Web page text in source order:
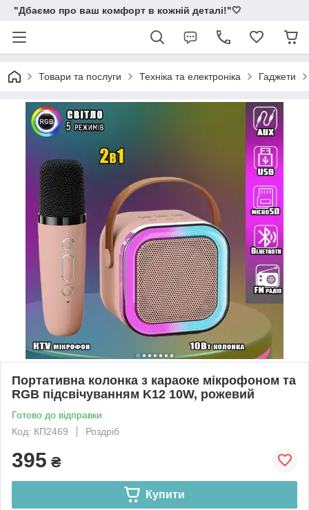
"Дбаємо про ваш комфорт в кожній деталі!"🤍
Товари та послуги Техніка та електроніка Гаджети
Портативна колонка з караоке мікрофоном та
RGB підсвічуванням K12 10W, рожевий
Готово до відправки
Код: КП2469
Роздріб
395 ₴
Купити